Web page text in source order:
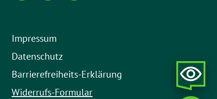
Impressum
Datenschutz
Barrierefreiheits-Erklärung
Widerrufs-Formular